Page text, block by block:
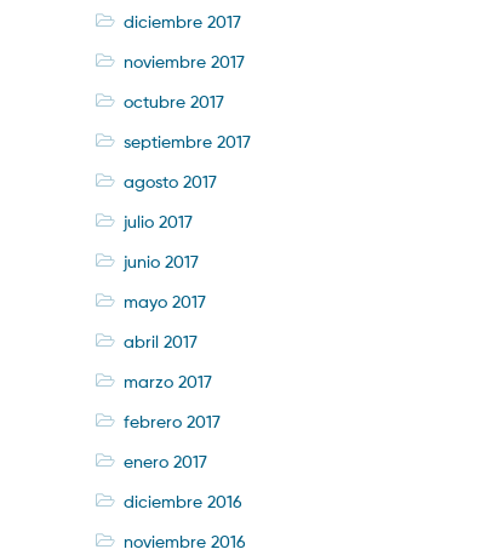
diciembre 2017
noviembre 2017
octubre 2017
septiembre 2017
agosto 2017
julio 2017
junio 2017
mayo 2017
abril 2017
marzo 2017
febrero 2017
enero 2017
diciembre 2016
noviembre 2016